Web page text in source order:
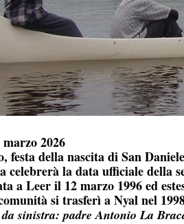
2026
festa della nascita di San
celebrerà la data ufficiale della
a Leer il 12 marzo 1996 ed
si trasferì a Nyal nel
da sinistra: padre Antonio La